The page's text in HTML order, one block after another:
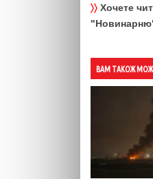
〉〉 Хочете
ВАМ ТАКОЖ